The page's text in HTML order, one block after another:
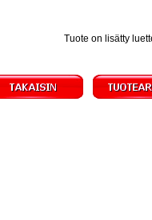
Tuote on lisätty